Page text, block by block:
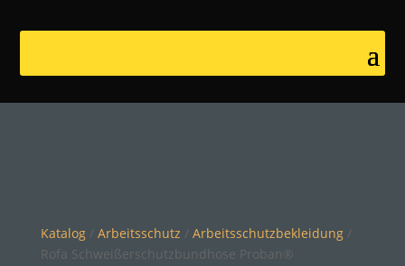
Katalog/ Arbeitsschutz / Arbeitsschutzbekleidung/
Rofa Schweißerschutzbundhose Proban®